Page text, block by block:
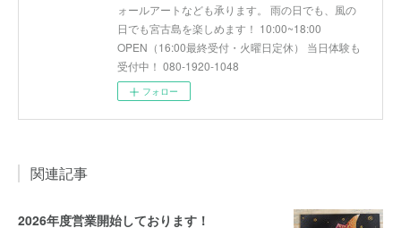
ォールアートなども承ります。 雨の日でも、風の
日でも宮古島を楽しめます！ 10:00~18:00
OPEN（16:00最終受付・火曜日定休） 当日体験も
受付中！ 080-1920-1048
フォロー
関連記事
2026年度営業開始しております！